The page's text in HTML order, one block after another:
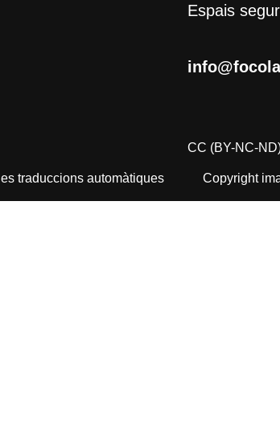
Espais
CC (BY-NC-
traduccions automàtiques Copyright